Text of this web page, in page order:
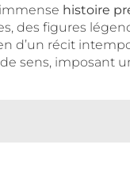
histoire
des figures
d’un récit
sens, imposant